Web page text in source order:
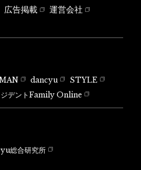
広告掲載
運営会社
dancyu
STYLE
ジデントFamily Online
総合研究所